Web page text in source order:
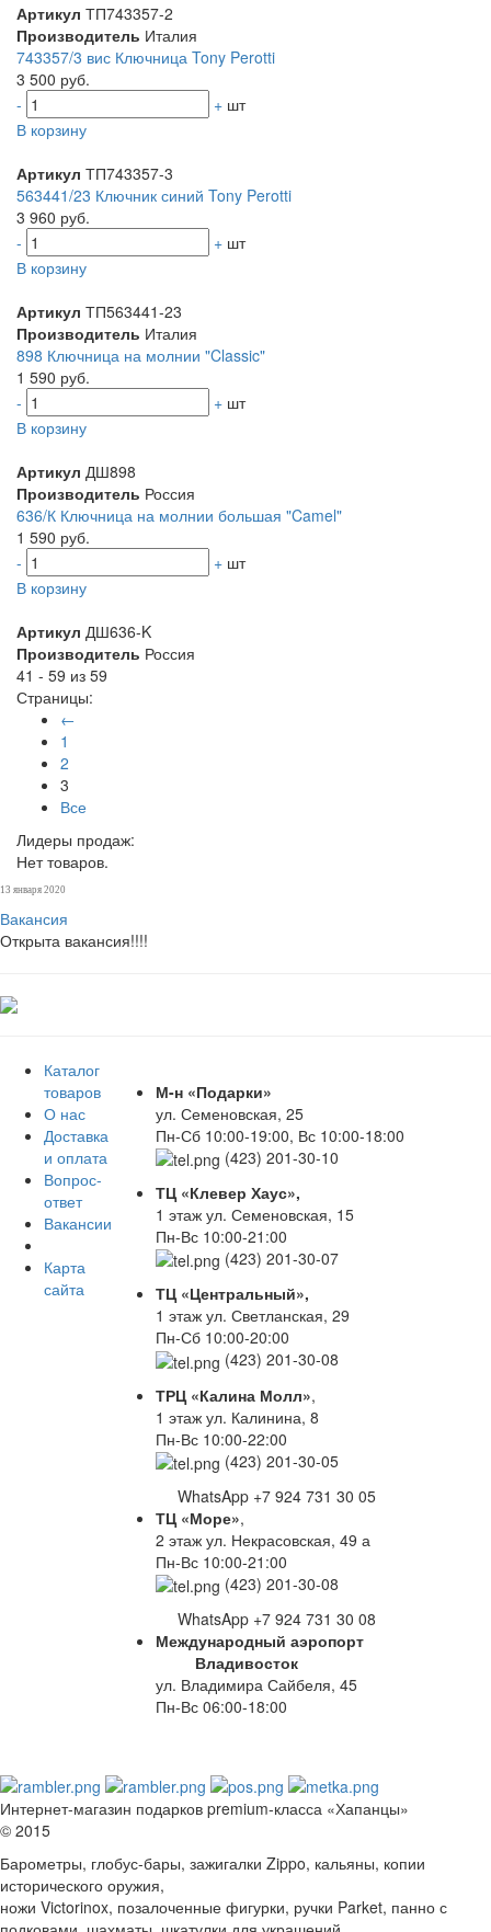
Артикул ТП743357-2
Производитель Италия
743357/3 вис Ключница Tony Perotti
3 500 руб.
-
+ шт
В корзину
Артикул ТП743357-3
563441/23 Ключник синий Tony Perotti
3 960 руб.
-
+ шт
В корзину
Артикул ТП563441-23
Производитель Италия
898 Ключница на молнии "Classic"
1 590 руб.
-
+ шт
В корзину
Артикул ДШ898
Производитель Россия
636/К Ключница на молнии большая "Camel"
1 590 руб.
-
+ шт
В корзину
Артикул ДШ636-K
Производитель Россия
41 - 59 из 59
Страницы:
←
1
2
3
Все
Лидеры продаж:
Нет товаров.
13 января 2020
Вакансия
Открыта вакансия!!!!
Каталог
товаров
О нас
Доставка
и оплата
Вопрос-
ответ
Вакансии
Карта
сайта
М-н «Подарки»
ул. Семеновская, 25
Пн-Сб 10:00-19:00, Вс 10:00-18:00
(423) 201-30-10
ТЦ «Клевер Хаус»,
1 этаж ул. Семеновская, 15
Пн-Вс 10:00-21:00
(423) 201-30-07
ТЦ «Центральный»,
1 этаж ул. Светланская, 29
Пн-Сб 10:00-20:00
(423) 201-30-08
ТРЦ «Калина Молл»,
1 этаж ул. Калинина, 8
Пн-Вс 10:00-22:00
(423) 201-30-05
WhatsApp +7 924 731 30 05
ТЦ «Море»,
2 этаж ул. Некрасовская, 49 а
Пн-Вс 10:00-21:00
(423) 201-30-08
WhatsApp +7 924 731 30 08
Международный аэропорт
Владивосток
ул. Владимира Сайбеля, 45
Пн-Вс 06:00-18:00
Интернет-магазин подарков premium-класса «Хапанцы»
© 2015
Барометры, глобус-бары, зажигалки Zippo, кальяны, копии
исторического оружия,
ножи Victorinox, позалоченные фигурки, ручки Parket, панно с